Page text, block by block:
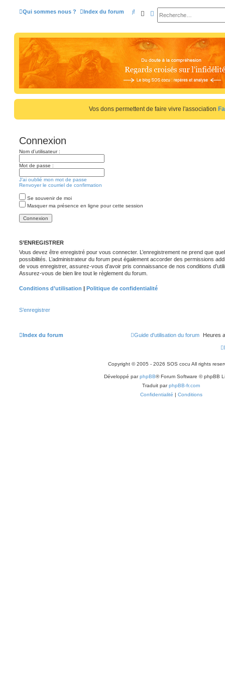
Qui sommes nous ? Index du forum Rechercher
Recherche avancée
R
h
r
c
h
e
r
Vos dons permettent de faire vivre l'association
Connexion
Nom d’utilisateur :
Mot de passe :
J’ai oublié mon mot de passe
Renvoyer le courriel de confirmation
Se souvenir de moi
Masquer ma présence en ligne pour cette session
S’ENREGISTRER
Vous devez être enregistré pour vous connecter. L’enregistrement ne prend que
possibilités. L’administrateur du forum peut également accorder des permissions
de vous enregistrer, assurez-vous d’avoir pris connaissance de nos conditions
Assurez-vous de bien lire tout le règlement du forum.
Conditions d’utilisation Politique de confidentialité
S’enregistrer
Index du forum Heures
Guide d'utilisation du forum
Copyright © 2005 - 2026 SOS cocu All rights
Développé parphpBB® Forum Software © phpBB
Traduit parphpBB-fr.com
Confidentialité | Conditions